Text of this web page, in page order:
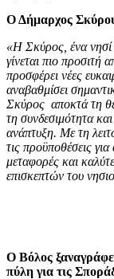
Ο Δήμαρχος
«Η Σκύρος, ένα νησί
γίνεται πιο προσιτή
προσφέρει νέες
αναβαθμίσει
Σκύρος αποκτά τη
τη συνδεσιμότητα
ανάπτυξη. Με τη
τις προϋποθέσεις
μεταφορές και
επισκεπτών του
Ο Βόλος
πύλη για τις